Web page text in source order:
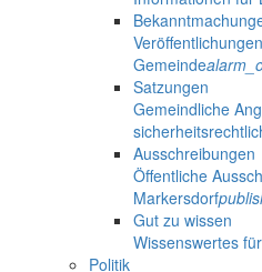
Gemeinde
Satzungen
Gemeindliche
Ausschreibungen
Öffentliche
Markersdorf
Gut zu wissen
Wissenswertes
Politik